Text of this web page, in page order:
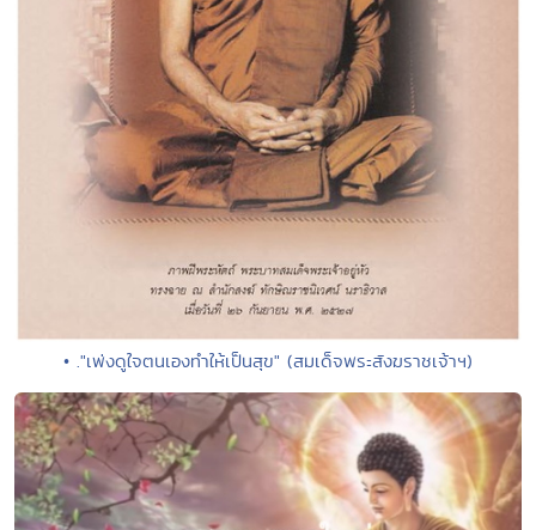
• ."เพ่งดูใจตนเองทำให้เป็นสุข" (สมเด็จพระสังฆราชเจ้าฯ)